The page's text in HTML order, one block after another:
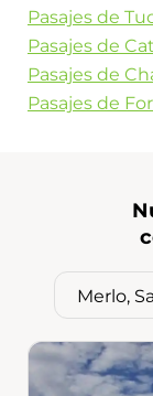
Pasajes de
Pasajes de
Pasajes de
Pasajes de